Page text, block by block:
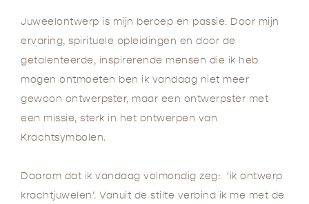
Juweelontwerp is mijn beroep en passie. Door mijn
ervaring, spirituele opleidingen en door de
getalenteerde, inspirerende mensen die ik heb
mogen ontmoeten ben ik vandaag niet meer
gewoon ontwerpster, maar een ontwerpster met
een missie, sterk in het ontwerpen van
Krachtsymbolen.
Daarom dat ik vandaag volmondig zeg: ‘ik ontwerp
krachtjuwelen’. Vanuit de stilte verbind ik me met de